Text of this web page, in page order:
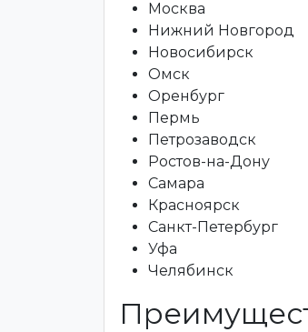
Москва
Нижний Новгород
Новосибирск
Омск
Оренбург
Пермь
Петрозаводск
Ростов-на-Дону
Самара
Красноярск
Санкт-Петербург
Уфа
Челябинск